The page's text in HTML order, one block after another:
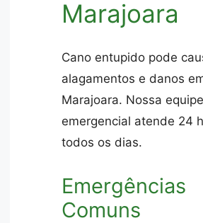
Marajoara
Cano entupido pode
alagamentos e danos
Marajoara. Nossa equipe
emergencial atende 24
todos os dias.
Emergências
Comuns